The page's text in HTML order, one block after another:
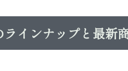
ラインナップと最新